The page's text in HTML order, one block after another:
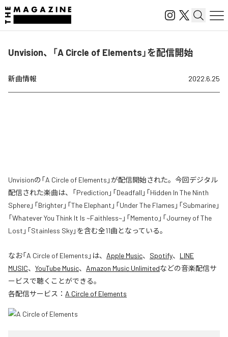
Unvision、「A Circle of Elements」を配信開始
新曲情報 2022.6.25
Unvisionの「A Circle of Elements」が配信開始された。今回デジタル
配信された楽曲は、「Prediction」「Deadfall」「Hidden In The Ninth
Sphere」「Brighter」「The Elephant」「Under The Flames」「Submarine」
「Whatever You Think It Is ~Faithless~」「Memento」「Journey of The
Lost」「Stainless Sky」を含む全11曲となっている。
なお「A Circle of Elements 」は、 Apple Music、 Spotify、 LINE
MUSIC、 YouTube Music、 Amazon Music Unlimitedなどの音楽配信サ
ービスで聴くことができる。
各配信サービス： A Circle of Elements